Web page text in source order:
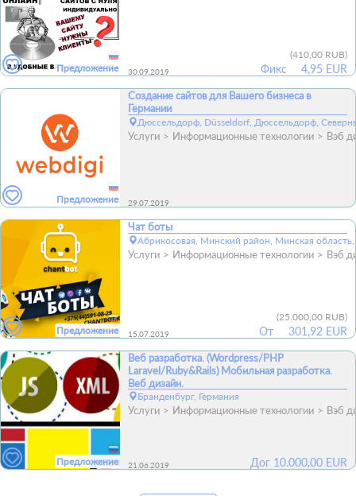
Предложение 30.09.2019 Фикс
(410,00 RUB)
4,95 EUR
Предложение
Создание сайтов для Вашего бизнеса в
Германии
Дюссельдорф, Düsseldorf, Дюссельдорф,
Услуги Информационные технологии Вэб
29.07.2019
Предложение
Чат боты
Абрикосовая, Минский район, Минская
Услуги Информационные технологии Вэб
15.07.2019 От
(25.000,00 RUB)
301,92 EUR
Предложение
Веб разработка. (Wordpress/PHP
Laravel/Ruby&Rails) Мобильная разработка.
Веб дизайн.
Бранденбург, Германия
Услуги Информационные технологии Вэб
21.06.2019 Дог 10.000,00 EUR